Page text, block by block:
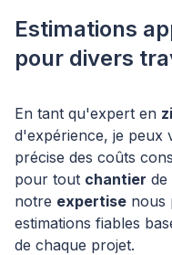
Estimations
pour divers
En tant qu'expert en
d'expérience, je peux
précise des coûts
pour tout chantier de
notre expertise nous
estimations fiables
de chaque projet.